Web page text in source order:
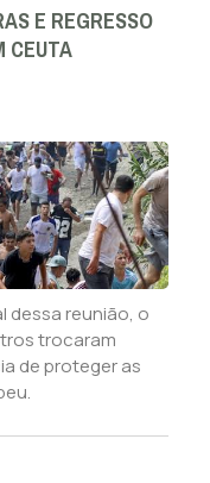
E REGRESSO
CEUTA
dessa reunião, o
trocaram
de proteger as